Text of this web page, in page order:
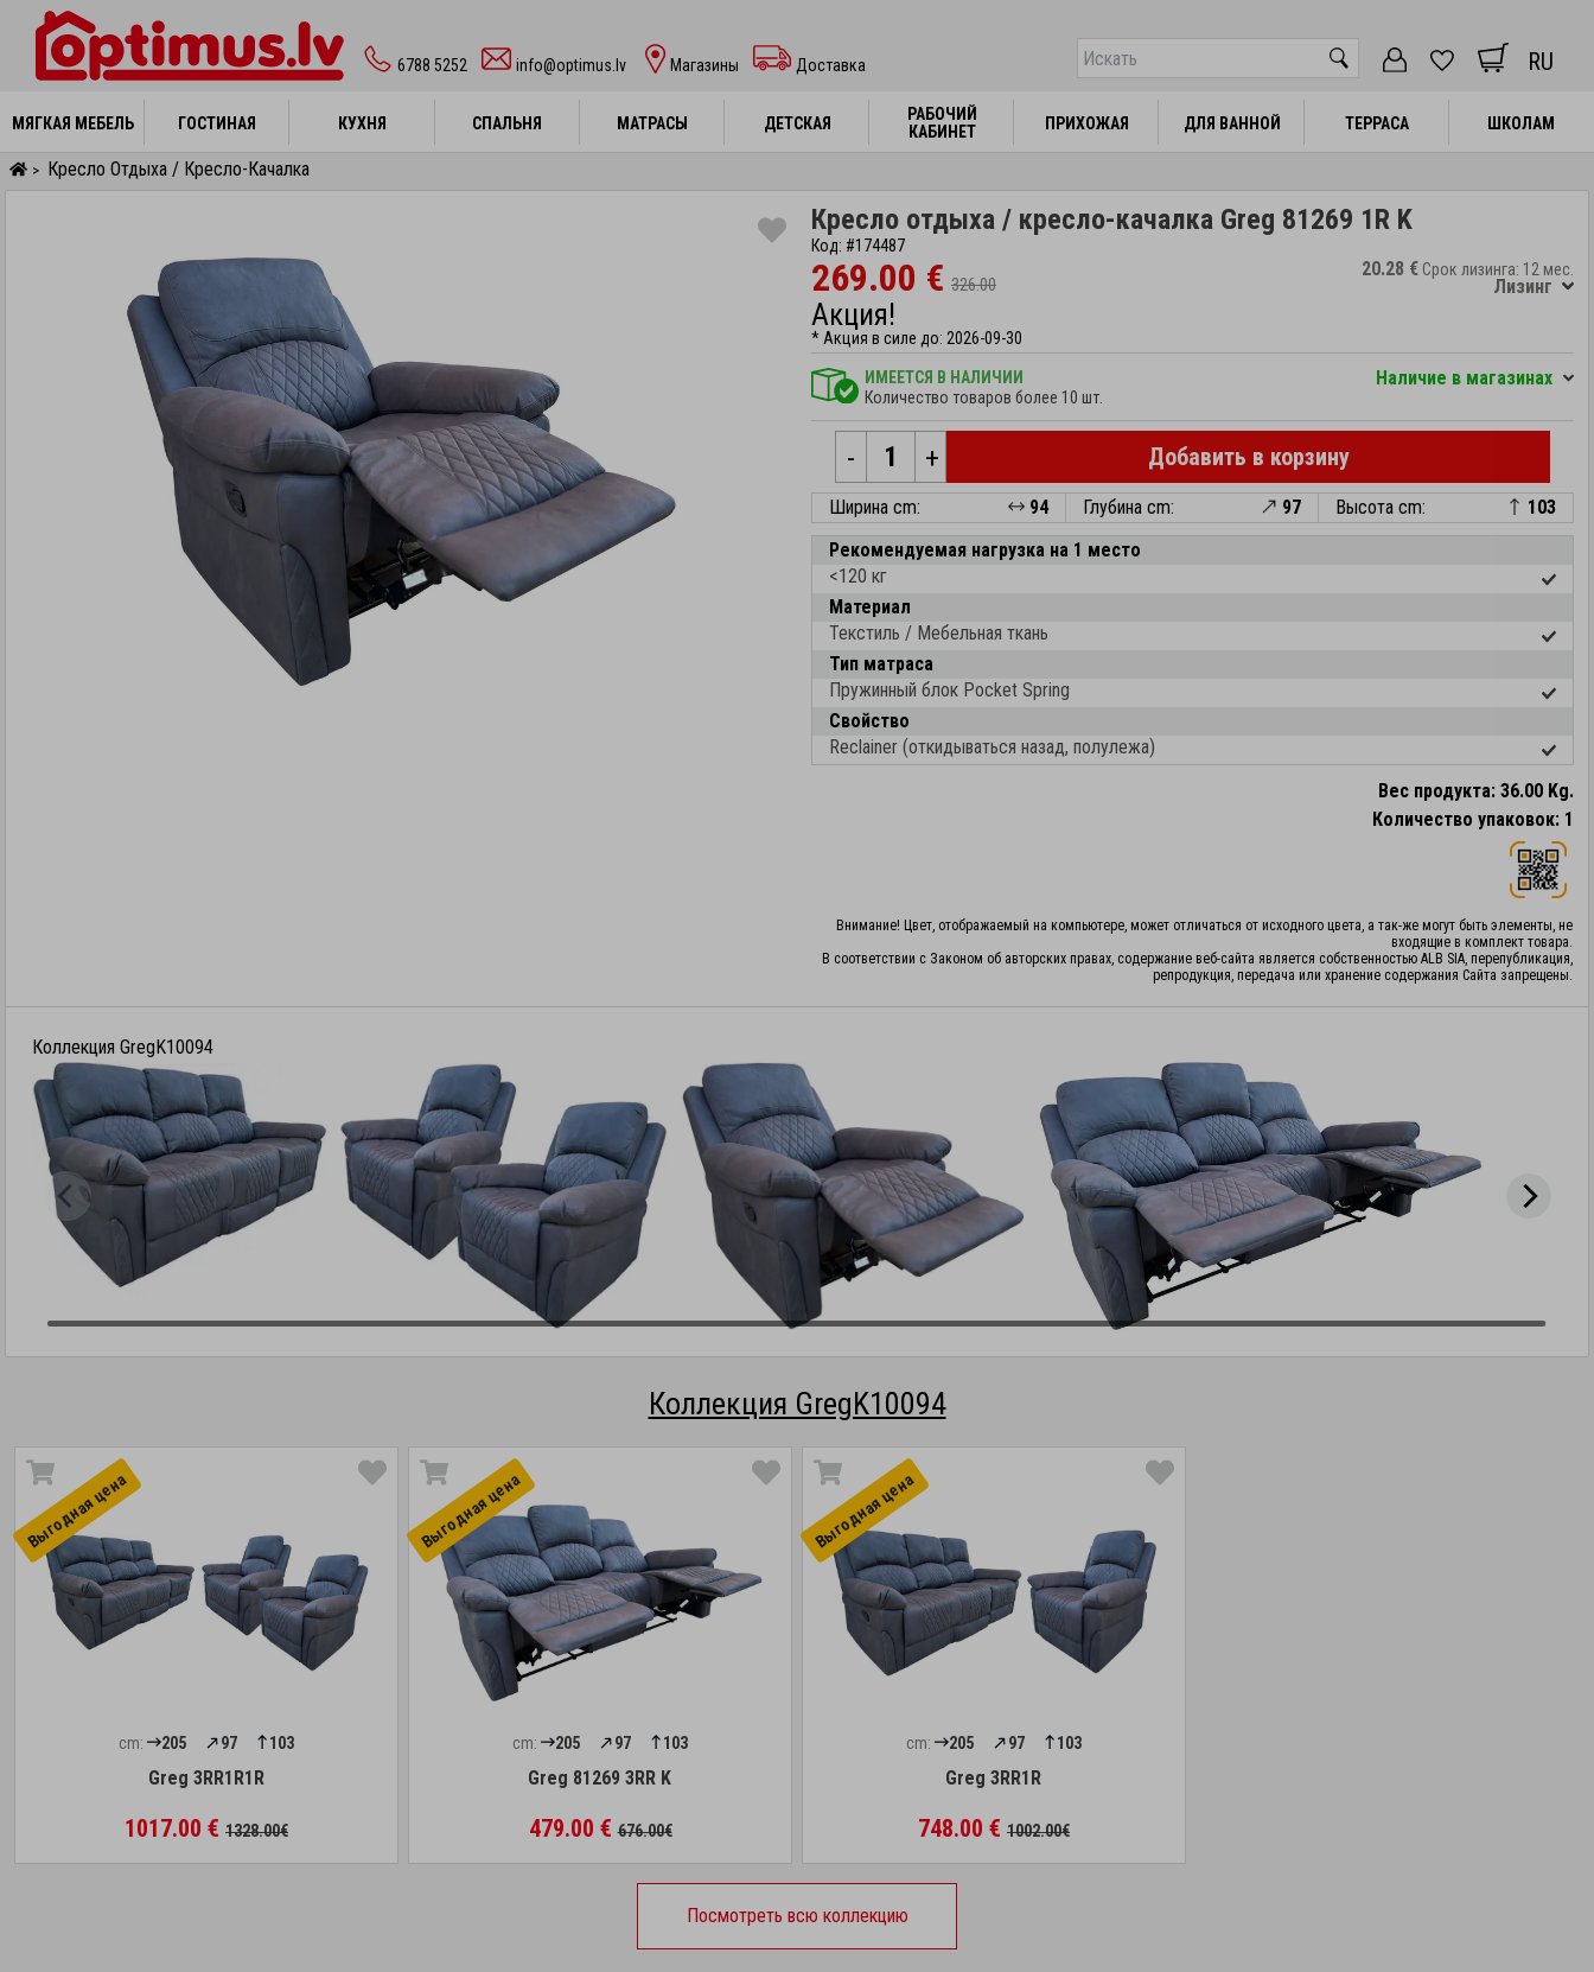
6788 5252 info@optimus.lv Mагазины Доставка RU
МЯГКАЯ МЕБЕЛЬ ГОСТИНАЯ КУХНЯ СПАЛЬНЯ МАТРАСЫ ДЕТСКАЯ
РАБОЧИЙ
КАБИНЕТ
ПРИХОЖАЯ ДЛЯ ВАННОЙ ТЕРРАСА ШКОЛАМ
МЯГКАЯ МЕБЕЛЬ ГОСТИНАЯ КУХНЯ СПАЛЬНЯ МАТРАСЫ ДЕТСКАЯ
РАБОЧИЙ
КАБИНЕТ
ПРИХОЖАЯ ДЛЯ ВАННОЙ ТЕРРАСА ШКОЛАМ
> Кресло Отдыха / Кресло-Качалка
Кресло отдыха / кресло-качалка Greg 81269 1R K
Код: #174487
269.00 € 326.00
Акция!
* Акция в силе до: 2026-09-30
20.28 € Срок лизинга: 12 мес.
Лизинг
ИМЕЕТСЯ В НАЛИЧИИ
Количество товаров более 10 шт.
Hаличие в магазинах
- + Добавить в корзину
Ширина cm: 94 Глубина cm: 97 Высота cm:
103
Рекомендуемая нагрузка на 1 место
<120 кг
Материал
Текстиль / Мебельная ткань
Тип матраса
Пружинный блок Pocket Spring
Свойство
Reclainer (откидываться назад, полулежа)
Вес продукта: 36.00 Kg.
Количество упаковок: 1
Внимание! Цвет, отображаемый на компьютере, может отличаться от исходного цвета, а так-же могут быть элементы, не
входящие в комплект товара.
В соответствии с Законом об авторских правах, содержание веб-сайта является собственностью ALB SIA, перепубликация,
репродукция, передача или хранение содержания Сайта запрещены.
Коллекция GregK10094
Коллекция GregK10094
Выгоднaя цена
cm: 205 97 103
Greg 3RR1R1R
1017.00 € 1328.00€
Выгоднaя цена
cm: 205 97 103
Greg 81269 3RR K
479.00 €676.00€
Выгоднaя цена
cm: 205 97 103
Greg 3RR1R
748.00 € 1002.00€
Посмотреть всю коллекцию